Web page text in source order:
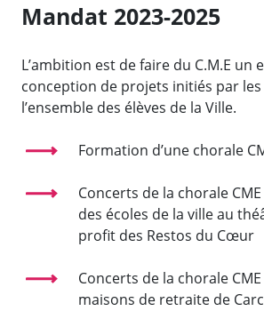
Mandat 2023-2025
L’ambition est de faire du C.M.E un
conception de projets initiés par
l’ensemble des élèves de la Ville.
Formation d’une chorale
Concerts de la chorale
des écoles de la ville au
profit des Restos du Cœur
Concerts de la chorale
maisons de retraite de